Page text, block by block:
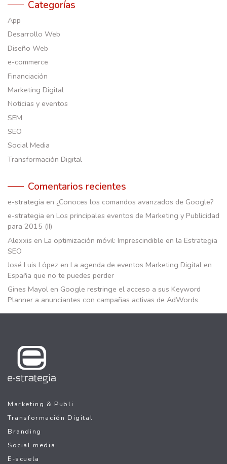
Categorías
App
Desarrollo Web
Diseño Web
e-commerce
Financiación
Marketing Digital
Noticias y eventos
SEM
SEO
Social Media
Transformación Digital
Comentarios recientes
e-strategia en ¿Conoces los comandos avanzados de Google?
e-strategia en Los principales eventos de Marketing y Publicidad
para 2015 (II)
Alexxis en La optimización móvil: Imprescindible en la Estrategia
SEO
José Luis López en La agenda de eventos Marketing Digital en
España que no te puedes perder
Gines Mayol en Google restringe el acceso a sus Keyword
Planner a anunciantes con campañas activas de AdWords
Marketing & Publi
Transformación Digital
Branding
Social media
E-scuela